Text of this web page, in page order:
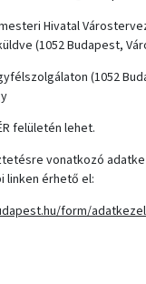
Hivatal
(1052 Budapest,
(1052
felületén lehet.
vonatkozó
linken érhető el:
form/